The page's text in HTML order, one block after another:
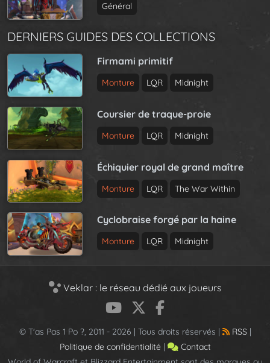
Général
DERNIERS GUIDES DES COLLECTIONS
Firmami primitif
Monture LQR Midnight
Coursier de traque-proie
Monture LQR Midnight
Échiquier royal de grand maître
Monture LQR The War Within
Cyclobraise forgé par la haine
Monture LQR Midnight
Veklar : le réseau dédié aux joueurs
© T'as Pas 1 Po ?, 2011 - 2026 | Tous droits réservés | RSS|
Politique de confidentialité|
Contact